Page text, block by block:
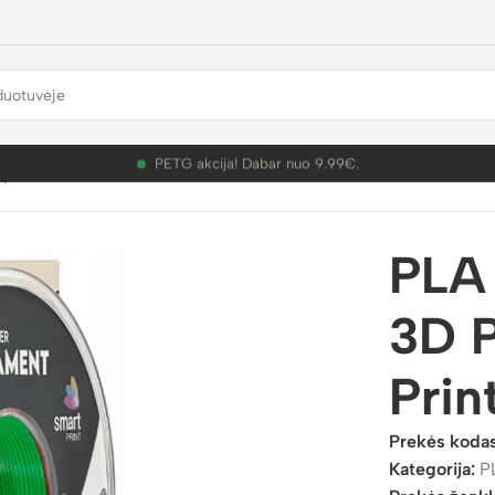
PETG akcija! Dabar nuo 9.99€.
PLA Standard/PLA Gradient Colour 3D
3D
Prekės
Kategorija: